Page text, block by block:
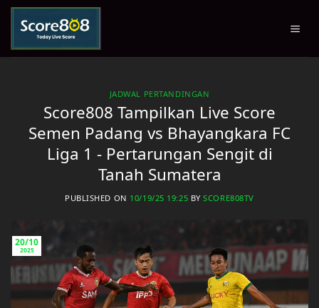
Skip
content
JADWAL PERTANDINGAN
Score808 Tampilkan Live Score
Semen Padang vs Bhayangkara FC
Liga 1 - Pertarungan Sengit di
Tanah Sumatera
PUBLISHED ON 10/19/25 19:25 BYSCORE808TV
20/10
2025